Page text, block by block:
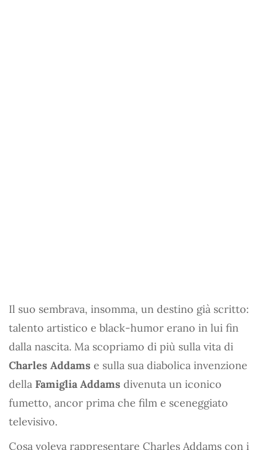
Il suo sembrava, insomma, un destino già scritto:
talento artistico e black-humor erano in lui fin
dalla nascita. Ma scopriamo di più sulla vita di
Charles Addams e sulla sua diabolica invenzione
della Famiglia Addams divenuta un iconico
fumetto, ancor prima che film e sceneggiato
televisivo.
Cosa voleva rappresentare Charles Addams con i